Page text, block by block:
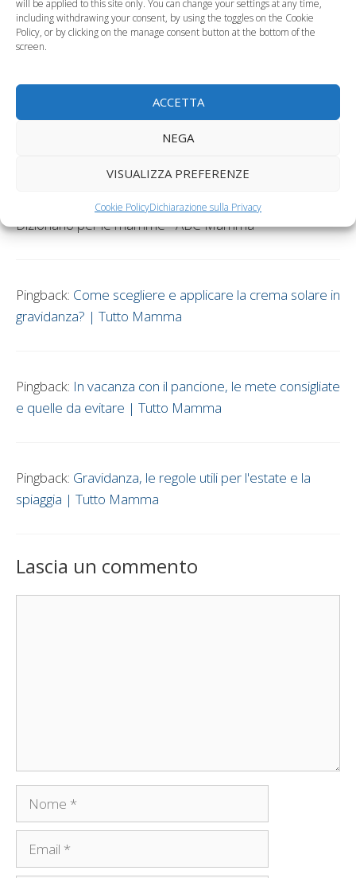
will be applied to this site only. You can change your settings at any time,
including withdrawing your consent, by using the toggles on the Cookie
Policy, or by clicking on the manage consent button at the bottom of the
screen.
ACCETTA
NEGA
VISUALIZZA PREFERENZE
Cookie PolicyDichiarazione sulla Privacy
per prendere il sole in
gravidanza”
Pingback:
Senza sole in gravidanza i piccoli rischiano la
sclerosi multipla - Tutto Mamma
Pingback: Posso prendere il sole se sono incinta? |
Dizionario per le mamme - ABC Mamma
Pingback: Come scegliere e applicare la crema solare in
gravidanza? | Tutto Mamma
Pingback: In vacanza con il pancione, le mete consigliate
e quelle da evitare | Tutto Mamma
Pingback: Gravidanza, le regole utili per l'estate e la
spiaggia | Tutto Mamma
Lascia un commento